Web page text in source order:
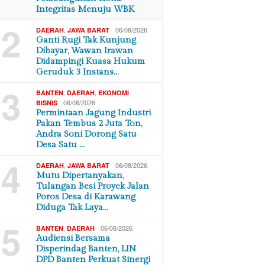
Integritas Menuju WBK
2 DAERAH,JAWA BARAT 06/08/2026
Ganti Rugi Tak Kunjung
Dibayar, Wawan Irawan
Didampingi Kuasa Hukum
Geruduk 3 Instans…
3 BANTEN,DAERAH,EKONOMI
BISNIS
06/08/2026
Permintaan Jagung Industri
Pakan Tembus 2 Juta Ton,
Andra Soni Dorong Satu
Desa Satu …
4 DAERAH,JAWA BARAT 06/08/2026
Mutu Dipertanyakan,
Tulangan Besi Proyek Jalan
Poros Desa di Karawang
Diduga Tak Laya…
5 BANTEN,DAERAH 06/08/2026
Audiensi Bersama
Disperindag Banten, LIN
DPD Banten Perkuat Sinergi